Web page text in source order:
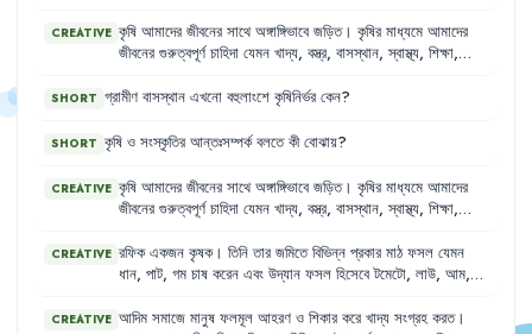
মেলা থেকেই গ্রামের মানুষ হাঁড়ি-ঝুড়ি, দা-কাস্তে থেকে শুরু করে সংসারের
যাবতীয় তৈজসপত্র ক্রয় করে।
CREATIVE কৃষি আমাদের জীবনের সাথে অঙ্গাঙ্গিভাবে জড়িত। কৃষির মাধ্যমে আমাদের
জীবনের গুরুত্বপূর্ণ চাহিদা যেমন খাদ্য, বস্ত্র, বাসস্থান, স্বাস্থ্য, শিক্ষা,
SHORT গ্রামীণ বাসস্থান এখনো বহুলাংশে কৃষিনির্ভর কেন?
SHORT কৃষি ও সংস্কৃতির আন্তঃসম্পর্ক বলতে কী বোঝায়?
CREATIVE কৃষি আমাদের জীবনের সাথে অঙ্গাঙ্গিভাবে জড়িত। কৃষির মাধ্যমে আমাদের
জীবনের গুরুত্বপূর্ণ চাহিদা যেমন খাদ্য, বস্ত্র, বাসস্থান, স্বাস্থ্য, শিক্ষা,
এই সুষম খাদ্যের যোগান দেয় কৃষি।
CREATIVE রফিক একজন কৃষক। তিনি তার জমিতে বিভিন্ন প্রকার মাঠ ফসল যেমন
ধান, পাট, গম চাষ করেন এবং উদ্যান ফসল হিসেবে টমেটো, লাউ, আম,
করেন। তার কৃষিকাজের ফলে পরিবারের খাদ্যের চাহিদা মেটানোর পাশাপাশি
CREATIVE আদিম সমাজে মানুষ ফলমূল আহরণ ও শিকার করে খাদ্য সংগ্রহ করত।